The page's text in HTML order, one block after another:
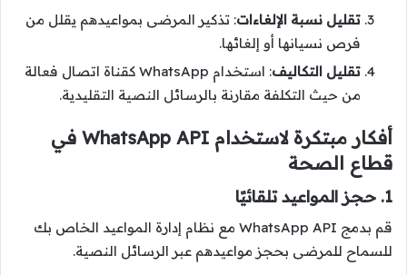
تقليل نسبة الإلغاءات: تذكير المرضى بمواعيدهم يقلل من
فرص نسيانها أو إلغائها.
تقليل التكاليف
: استخدام WhatsApp كقناة اتصال فعالة
من حيث التكلفة مقارنة بالرسائل النصية التقليدية.
أفكار مبتكرة لاستخدام WhatsApp API في
قطاع الصحة
1. حجز المواعيد تلقائيًا
قم بدمج WhatsApp API مع نظام إدارة المواعيد الخاص بك
للسماح للمرضى بحجز مواعيدهم عبر الرسائل النصية.